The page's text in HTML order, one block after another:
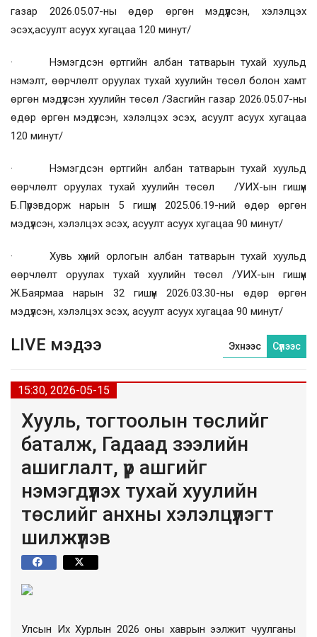
газар 2026.05.07-ны өдөр өргөн мэдүүлсэн, хэлэлцэх
эсэх,асуулт асуух хугацаа 120 минут/
· Нэмэгдсэн өртгийн албан татварын тухай хуульд
нэмэлт, өөрчлөлт оруулах тухай хуулийн төсөл болон хамт
өргөн мэдүүлсэн хуулийн төсөл /Засгийн газар 2026.05.07-ны
өдөр өргөн мэдүүлсэн, хэлэлцэх эсэх, асуулт асуух хугацаа
120 минут/
· Нэмэгдсэн өртгийн албан татварын тухай хуульд
өөрчлөлт оруулах тухай хуулийн төсөл /УИХ-ын гишүүн
Б.Пүрэвдорж нарын 5 гишүүн 2025.06.19-ний өдөр өргөн
мэдүүлсэн, хэлэлцэх эсэх, асуулт асуух хугацаа 90 минут/
· Хувь хүний орлогын албан татварын тухай хуульд
өөрчлөлт оруулах тухай хуулийн төсөл /УИХ-ын гишүүн
Ж.Баярмаа нарын 32 гишүүн 2026.03.30-ны өдөр өргөн
мэдүүлсэн, хэлэлцэх эсэх, асуулт асуух хугацаа 90 минут/
LIVE мэдээ Эхнээс Сүүлээс
15:30, 2026-05-15
Хууль, тогтоолын төслийг
баталж, Гадаад зээлийн
ашиглалт, үр ашгийг
нэмэгдүүлэх тухай хуулийн
төслийг анхны хэлэлцүүлэгт
шилжүүлэв
Улсын Их Хурлын 2026 оны хаврын ээлжит чуулганы